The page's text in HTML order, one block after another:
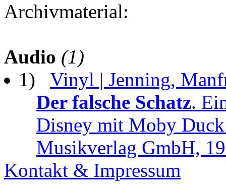
Archivmaterial:
Audio (1)
1) Vinyl | Jenning,
Der falsche Schatz.
Disney mit Moby
Musikverlag GmbH,
Kontakt & Impressum